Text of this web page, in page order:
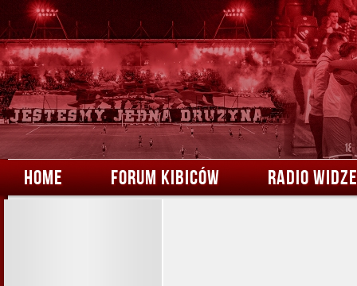
HOME FORUM KIBICÓW RADIO